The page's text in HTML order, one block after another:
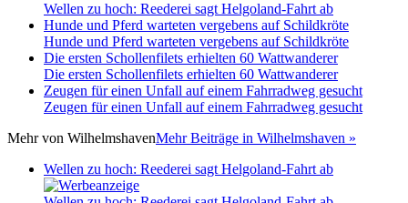
Wellen zu hoch: Reederei sagt Helgoland-Fahrt ab
Hunde und Pferd warteten vergebens auf Schildkröte
Hunde und Pferd warteten vergebens auf Schildkröte
Die ersten Schollenfilets erhielten 60 Wattwanderer
Die ersten Schollenfilets erhielten 60 Wattwanderer
Zeugen für einen Unfall auf einem Fahrradweg gesucht
Zeugen für einen Unfall auf einem Fahrradweg gesucht
Mehr von WilhelmshavenMehr Beiträge in Wilhelmshaven »
Wellen zu hoch: Reederei sagt Helgoland-Fahrt ab